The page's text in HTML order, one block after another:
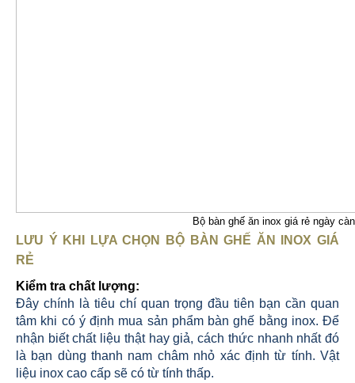
Bộ bàn ghế ăn inox giá rẻ ngày
LƯU Ý KHI LỰA CHỌN BỘ BÀN GHẾ ĂN INOX GIÁ
RẺ
Kiểm tra chất lượng:
Đây chính là tiêu chí quan trọng đầu tiên bạn cần quan
tâm khi có ý định mua sản phẩm bàn ghế bằng inox. Để
nhận biết chất liệu thật hay giả, cách thức nhanh nhất đó
là bạn dùng thanh nam châm nhỏ xác định từ tính. Vật
liệu inox cao cấp sẽ có từ tính thấp.